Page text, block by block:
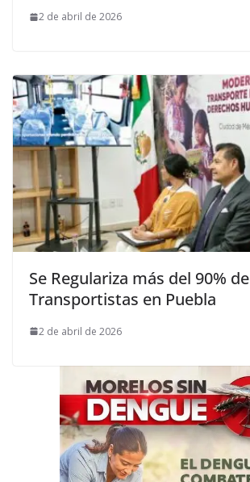
2 de abril de 2026
Se Regulariza más del 90% de
Transportistas en Puebla
2 de abril de 2026